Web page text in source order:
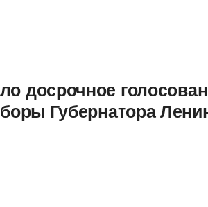
досрочное
Губернатора